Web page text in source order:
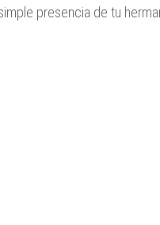
presencia de tu